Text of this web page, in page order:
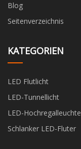
Blog
Seitenverzeichnis
KATEGORIEN
LED Flutlicht
LED-Tunnellicht
LED-Hochregalleuchte
Schlanker LED-Fluter